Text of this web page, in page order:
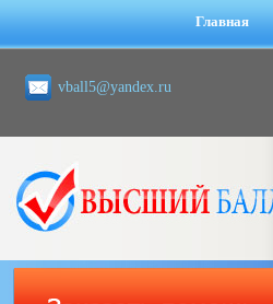
Главная
vball5@yandex.ru